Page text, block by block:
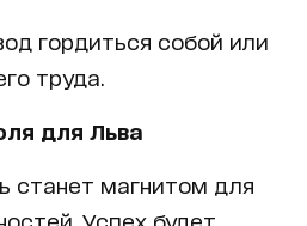
гордиться собой или
труда.
для Льва
станет магнитом для
Успех будет